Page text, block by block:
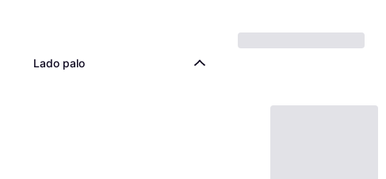
Lado palo